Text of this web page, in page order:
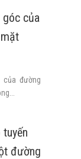
góc của
của đường
đường